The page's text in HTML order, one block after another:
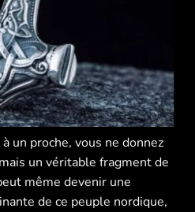
à un proche, vous ne donnez
un véritable fragment de
même devenir une
de ce peuple nordique,